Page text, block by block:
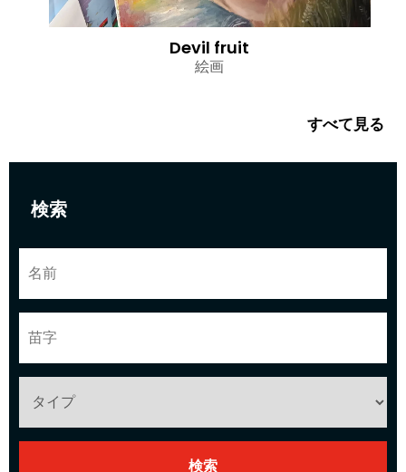
検索
Devil fruit
絵画
すべて見る